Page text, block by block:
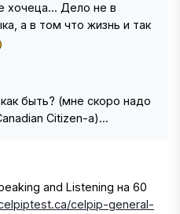
хочеца... Дело не в
а в том что жизнь и так
быть? (мне скоро надо
Citizen-a)...
and Listening на 60
celpip-general-